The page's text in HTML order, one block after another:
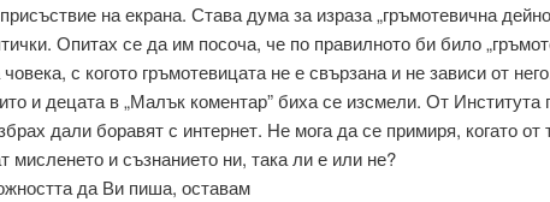
на екрана. Става дума за израза „гръмотевична
Опитах се да им посоча, че по правилното би било
с когото гръмотевицата не е свързана и не зависи от
и децата в „Малък коментар” биха се изсмели. От
дали боравят с интернет. Не мога да се примиря, когато
мисленето и съзнанието ни, така ли е или не?
да Ви пиша, оставам